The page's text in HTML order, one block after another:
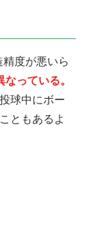
度が悪いら
っている。
球中にボー
ともあるよ